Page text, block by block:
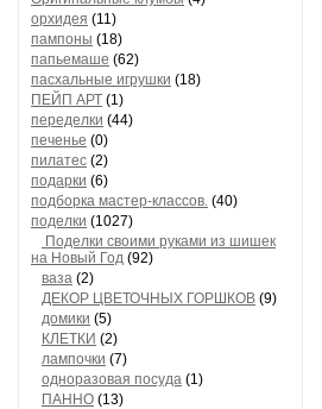
орхидея (11)
пампоны (18)
папьемаше (62)
пасхальные игрушки (18)
ПЕЙП АРТ (1)
переделки (44)
печенье (0)
пилатес (2)
подарки (6)
подборка мастер-классов. (40)
поделки (1027)
Поделки своими руками из шишек
на Новый Год (92)
ваза (2)
ДЕКОР ЦВЕТОЧНЫХ ГОРШКОВ (9)
домики (5)
КЛЕТКИ (2)
лампочки (7)
одноразовая посуда (1)
ПАННО (13)